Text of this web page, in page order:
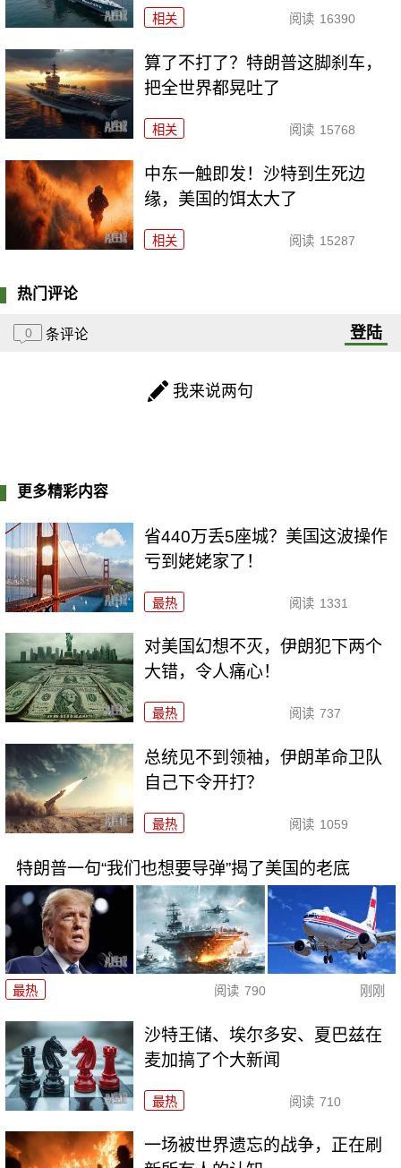
相关 阅读 16390
算了不打了？特朗普这脚刹车，
把全世界都晃吐了
相关 阅读 15768
中东一触即发！沙特到生死边
缘，美国的饵太大了
相关 阅读 15287
热门评论
0 条评论 登陆
我来说两句
更多精彩内容
省440万丢5座城？美国这波操作
亏到姥姥家了！
最热 阅读 1331
对美国幻想不灭，伊朗犯下两个
大错，令人痛心！
最热 阅读 737
总统见不到领袖，伊朗革命卫队
自己下令开打？
最热 阅读 1059
特朗普一句“我们也想要导弹”揭了美国的老底
最热 阅读 790 刚刚
沙特王储、埃尔多安、夏巴兹在
麦加搞了个大新闻
最热 阅读 710
一场被世界遗忘的战争，正在刷